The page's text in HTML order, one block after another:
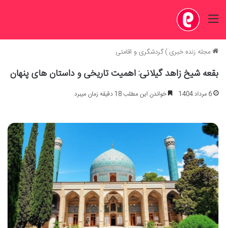
منو
مجله زنده خبری)گردشگری و اقامتی
بقعه شیخ زاهد گیلانی: اهمیت تاریخی و داستان های پنهان
6 مرداد 1404 خواندن این مطلب 18 دقیقه زمان میبرد